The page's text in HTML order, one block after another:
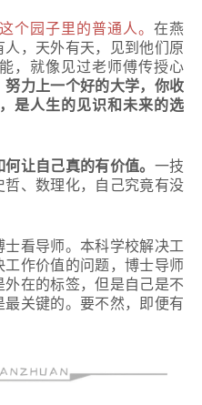
个园子里的普通人。 在燕
，天外有天，见到他们原
，就像见过老师傅传授心
努力上一个好的大学，你收
是人生的见识和未来的选
让自己真的有价值。 一技
哲、数理化，自己究竟有没
看导师。 本科学校解决工
作价值的问题，博士导师
外在的标签，但是自己是不
关键的。 要不然，即便有